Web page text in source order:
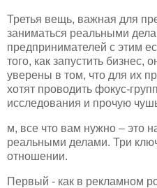
Третья вещь, важная для
заниматься реальными
предпринимателей с этим
того, как запустить бизнес,
уверены в том, что для их
хотят проводить фокус-
исследования и прочую
м, все что вам нужно – это
реальными делами. Три
отношении.
Первый - как в рекламном